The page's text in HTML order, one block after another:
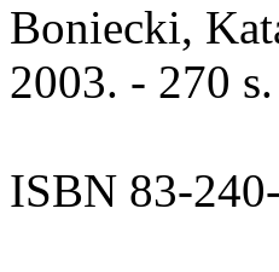
Boniecki,
2003. - 270
ISBN 83-